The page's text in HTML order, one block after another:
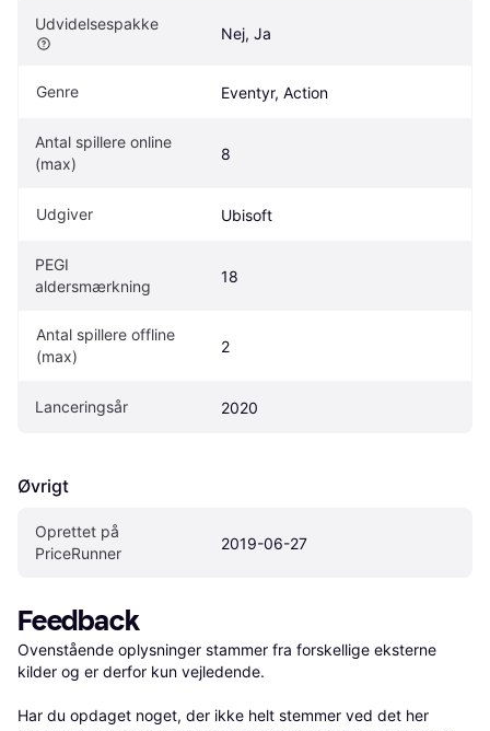
Udvidelsespakke
Nej, Ja
Genre Eventyr, Action
Antal spillere online
(max)
8
Udgiver Ubisoft
PEGI
aldersmærkning
18
Antal spillere offline
(max)
2
Lanceringsår 2020
Øvrigt
Oprettet på
PriceRunner
2019-06-27
Feedback
Ovenstående oplysninger stammer fra forskellige eksterne
kilder og er derfor kun vejledende.
Har du opdaget noget, der ikke helt stemmer ved det her